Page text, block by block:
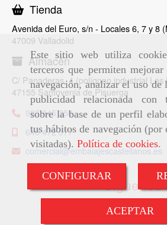
Este sitio web utiliza
terceros que permiten
navegación, analizar el uso de
publicidad relacionada con
sobre la base de un perfil
tus hábitos de navegación (por
visitadas). Política de cookies.
CONFIGURAR
ACEPTAR
Tienda
Avenida del Euro, s/n - Locales 6, 7 y 8
47009 Valladolid
Almacén
C/ Panaderas, 4 (polígono industrial Las
47155 Santovenia de Pisuerga
983 845 256
646 472 377
comercial
embalajescastellanos.es
Síguenos